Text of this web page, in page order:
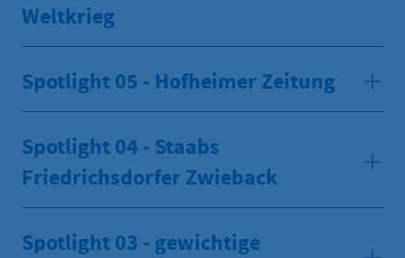
Weltkrieg
Spotlight 05 - Hofheimer Zeitung
Spotlight 04 - Staabs
Friedrichsdorfer Zwieback
Spotlight 03 - gewichtige